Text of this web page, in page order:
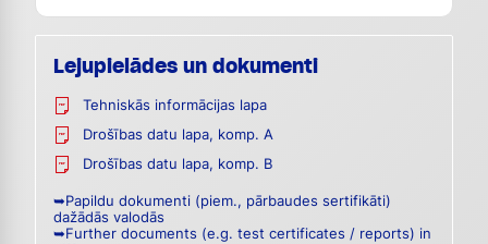
Lejupielādes un dokumenti
Tehniskās informācijas lapa
Drošības datu lapa, komp. A
Drošības datu lapa, komp. B
➥Papildu dokumenti (piem., pārbaudes sertifikāti)
dažādās valodās
➥Further documents (e.g. test certificates / reports) in